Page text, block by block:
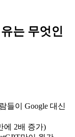
는 무엇인
들이 Google 대신
에 2배 증가)